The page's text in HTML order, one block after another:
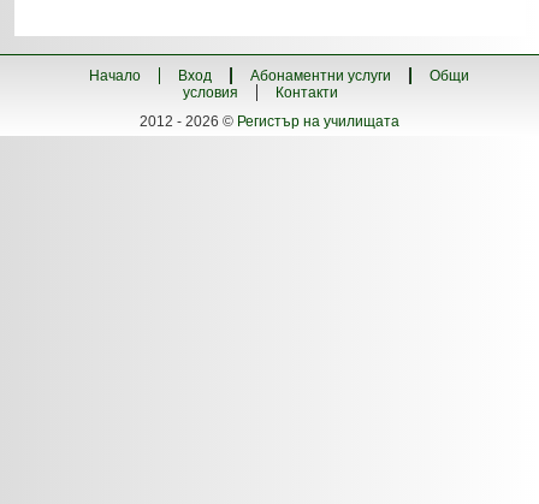
Начало Вход Абонаментни услуги
Общи
условия
Контакти
2012 - 2026 © Регистър на училищата